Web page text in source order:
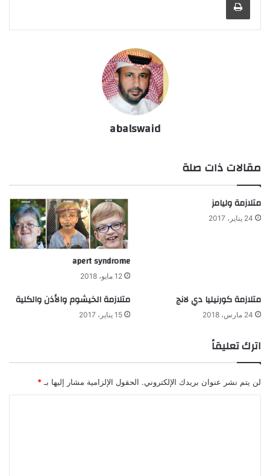
abalswaid
مقالات ذات صلة
متلازمة وليامز
24 يناير، 2017
apert syndrome
12 مايو، 2018
متلازمة كورنيليا دي لانج
24 مارس، 2018
متلازمة الخيشوم والأذن والكلية
15 يناير، 2017
اترك تعليقاً
لن يتم نشر عنوان بريدك الإلكتروني. الحقول الإلزامية مشار إليها بـ *